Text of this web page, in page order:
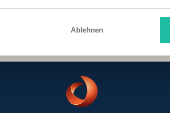
Ablehnen